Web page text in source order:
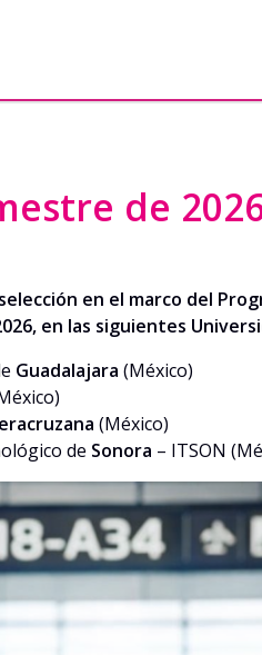
de
en el marco del
en las siguientes
Guadalajara (México)
(México)
de Sonora – ITSON